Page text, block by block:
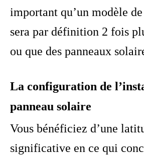
important qu’un modèle
sera par définition 2 fois
ou que des panneaux
La configuration de
panneau solaire
Vous bénéficiez d’une
significative en ce qui